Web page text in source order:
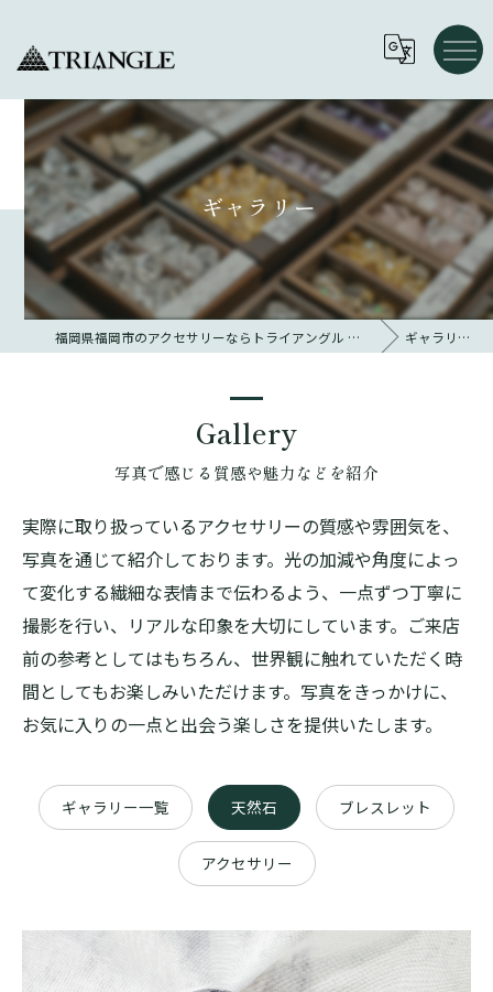
ギャラリー
福岡県福岡市のアクセサリーならトライアングル 大名 ギャラリー
Gallery
写真で感じる質感や魅力などを紹介
実際に取り扱っているアクセサリーの質感や雰囲気を、
写真を通じて紹介しております。光の加減や角度によっ
て変化する繊細な表情まで伝わるよう、一点ずつ丁寧に
撮影を行い、リアルな印象を大切にしています。ご来店
前の参考としてはもちろん、世界観に触れていただく時
間としてもお楽しみいただけます。写真をきっかけに、
お気に入りの一点と出会う楽しさを提供いたします。
ギャラリー一覧 天然石 ブレスレット
アクセサリー